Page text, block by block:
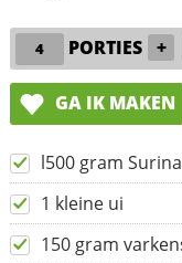
PORTIES +
GA IK MAKEN
l500 gram
1 kleine ui
150 gram